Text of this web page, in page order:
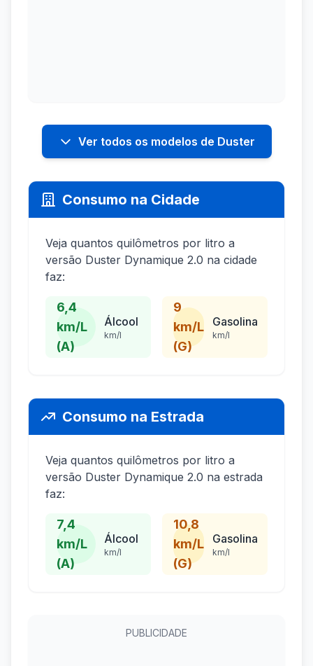
Ver todos os modelos de Duster
Consumo na Cidade
Veja quantos quilômetros por litro a
versão Duster Dynamique 2.0 na cidade
faz:
6,4
km/L
(A)
Álcool
km/l
9
km/L
(G)
Gasolina
km/l
Consumo na Estrada
Veja quantos quilômetros por litro a
versão Duster Dynamique 2.0 na estrada
faz:
7,4
km/L
(A)
Álcool
km/l
10,8
km/L
(G)
Gasolina
km/l
PUBLICIDADE